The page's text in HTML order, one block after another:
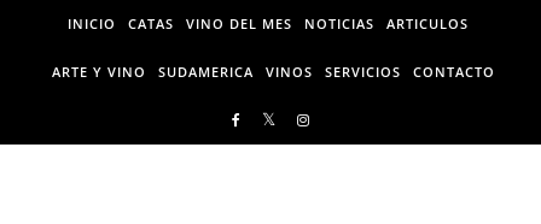
Skip to content
INICIO CATAS VINO DEL MES NOTICIAS ARTICULOS
ARTE Y VINO SUDAMERICA VINOS SERVICIOS CONTACTO